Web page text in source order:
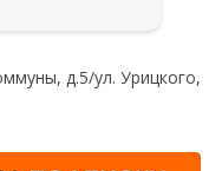
д.5/ул. Урицкого,